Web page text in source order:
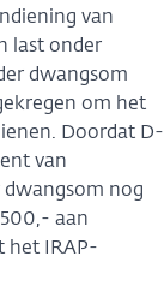
van
last onder
dwangsom
om het
Doordat D-
van
dwangsom nog
aan
het IRAP-